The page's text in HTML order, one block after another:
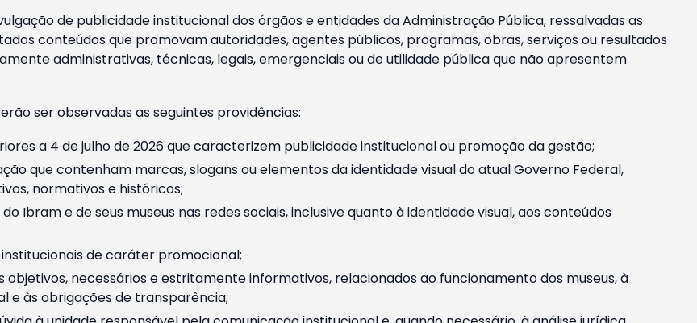
de publicidade institucional dos órgãos e entidades da Administração Pública, ressalvadas as
conteúdos que promovam autoridades, agentes públicos, programas, obras, serviços ou resultados
administrativas, técnicas, legais, emergenciais ou de utilidade pública que não apresentem
ser observadas as seguintes providências:
a 4 de julho de 2026 que caracterizem publicidade institucional ou promoção da gestão;
que contenham marcas, slogans ou elementos da identidade visual do atual Governo Federal,
normativos e históricos;
Ibram e de seus museus nas redes sociais, inclusive quanto à identidade visual, aos conteúdos
de caráter promocional;
necessários e estritamente informativos, relacionados ao funcionamento dos museus, à
e às obrigações de transparência;